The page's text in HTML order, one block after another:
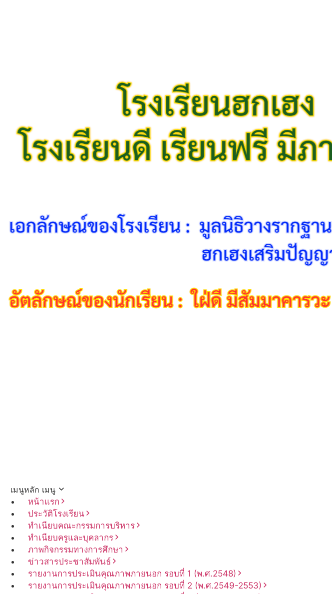
เมนูหลัก เมนู
หน้าแรก
ประวัติโรงเรียน
ทำเนียบคณะกรรมการบริหาร
ทำเนียบครูและบุคลากร
ภาพกิจกรรมทางการศึกษา
ข่าวสารประชาสัมพันธ์
รายงานการประเมินคุณภาพภายนอก รอบ⁠ที่ 1 (พ.ศ.2548)
รายงานการประเมินคุณภาพภายนอก รอบ⁠ที่ 2 (พ.ศ.2549-2553)